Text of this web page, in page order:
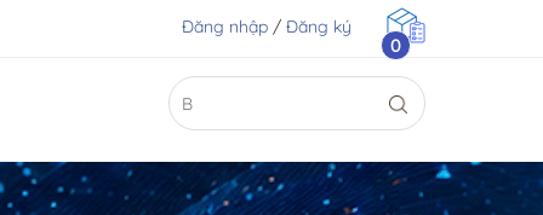
Đăng nhập / Đăng ký
0